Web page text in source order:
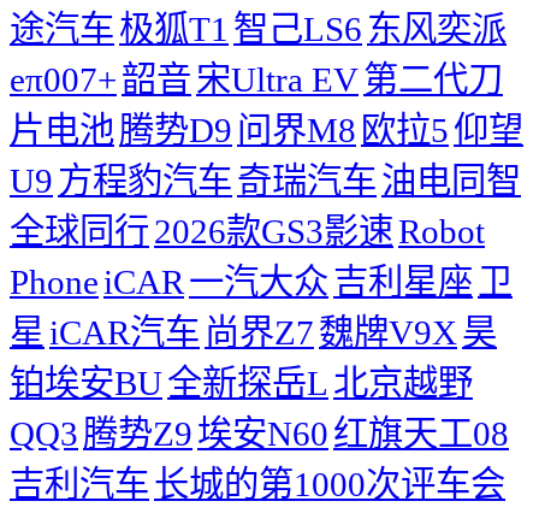
途汽车极狐T1 智己LS6 东风奕派
eπ007+韶音 宋Ultra EV第二代刀
片电池腾势D9 问界M8 欧拉5仰望
U9 方程豹汽车奇瑞汽车油电同智
全球同行2026款GS3影速Robot
PhoneiCAR一汽大众吉利星座 卫
星 iCAR汽车 尚界Z7魏牌V9X昊
铂埃安BU全新探岳L 北京越野
QQ3腾势Z9埃安N60红旗天工08
吉利汽车长城的第1000次评车会